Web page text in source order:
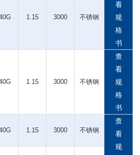
1.15 3000 不锈钢
看
规
格
书
1.15 3000 不锈钢
查
看
规
格
书
1.15 3000 不锈钢
查
看
规